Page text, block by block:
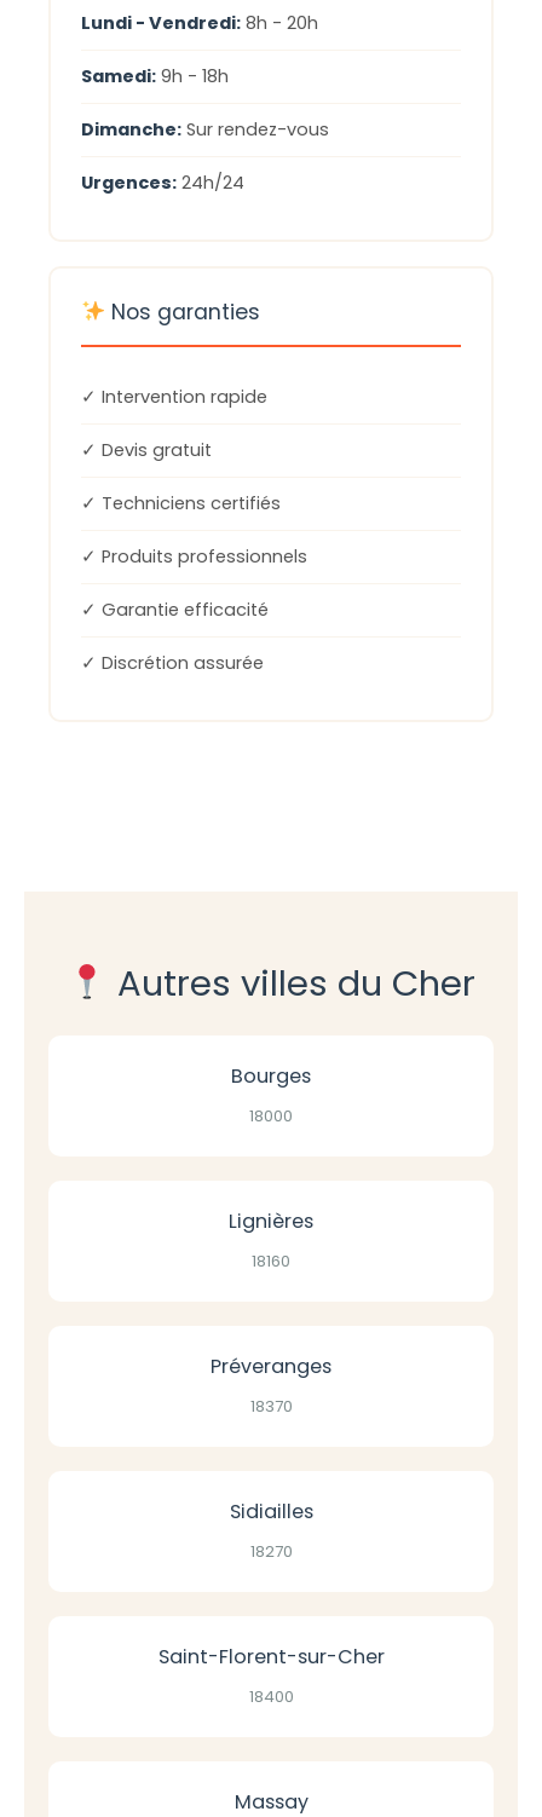
Lundi - Vendredi: 8h - 20h
Samedi: 9h - 18h
Dimanche: Sur rendez-vous
Urgences: 24h/24
Nos garanties
✓ Intervention rapide
✓ Devis gratuit
✓ Techniciens certifiés
✓ Produits professionnels
✓ Garantie efficacité
✓ Discrétion assurée
Autres villes du Cher
Bourges
18000
Lignières
18160
Préveranges
18370
Sidiailles
18270
Saint-Florent-sur-Cher
18400
Massay